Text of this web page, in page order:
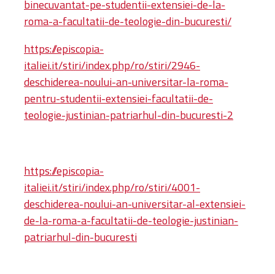
binecuvantat-pe-studentii-extensiei-de-la-
roma-a-facultatii-de-teologie-din-bucuresti/
https://episcopia-
italiei.it/stiri/index.php/ro/stiri/2946-
deschiderea-noului-an-universitar-la-roma-
pentru-studentii-extensiei-facultatii-de-
teologie-justinian-patriarhul-din-bucuresti-2
https://episcopia-
italiei.it/stiri/index.php/ro/stiri/4001-
deschiderea-noului-an-universitar-al-extensiei-
de-la-roma-a-facultatii-de-teologie-justinian-
patriarhul-din-bucuresti